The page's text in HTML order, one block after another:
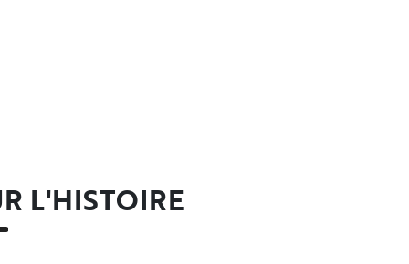
L'HISTOIRE